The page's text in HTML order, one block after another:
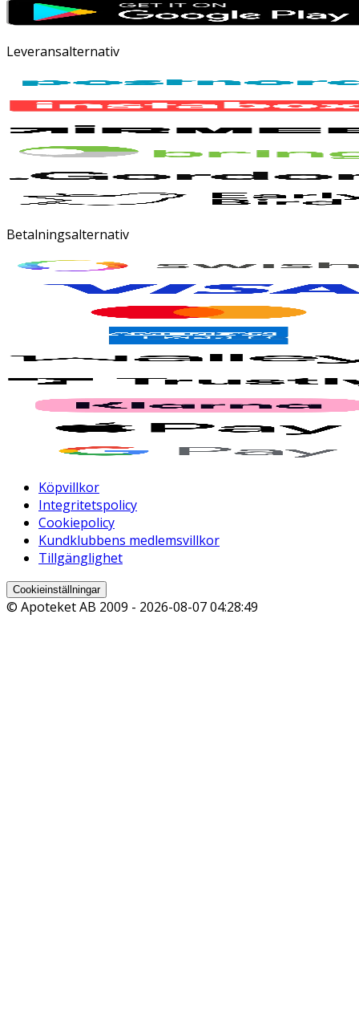
Leveransalternativ
Betalningsalternativ
Köpvillkor
Integritetspolicy
Cookiepolicy
Kundklubbens medlemsvillkor
Tillgänglighet
Cookieinställningar
© Apoteket AB 2009 - 2026-08-07 04:28:49